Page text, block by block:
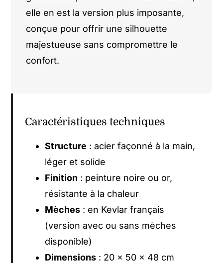
elle en est la version plus imposante,
conçue pour offrir une silhouette
majestueuse sans compromettre le
confort.
Caractéristiques techniques
Structure : acier façonné à la main,
léger et solide
Finition : peinture noire ou or,
résistante à la chaleur
Mèches : en Kevlar français
(version avec ou sans mèches
disponible)
Dimensions : 20 × 50 × 48 cm